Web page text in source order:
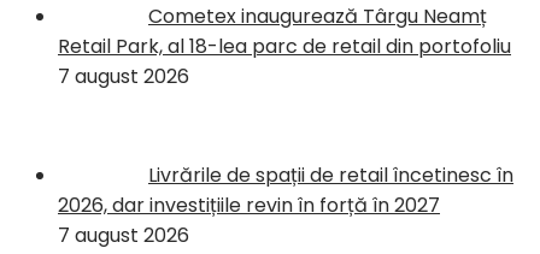
Cometex inaugurează Târgu Neamț
Retail Park, al 18-lea parc de retail din portofoliu
7 august 2026
Livrările de spații de retail încetinesc în
2026, dar investițiile revin în forță în 2027
7 august 2026